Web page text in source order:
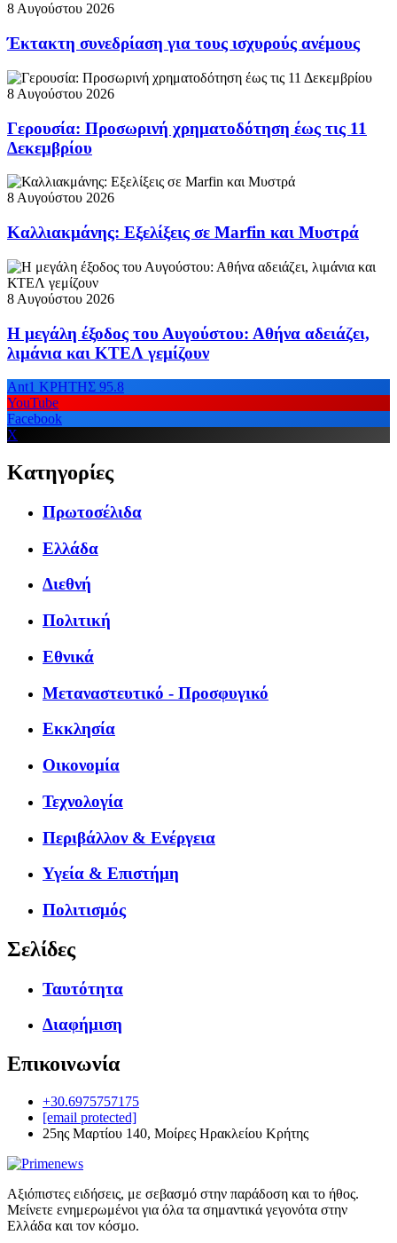
8 Αυγούστου 2026
Έκτακτη συνεδρίαση για τους ισχυρούς ανέμους
8 Αυγούστου 2026
Γερουσία: Προσωρινή χρηματοδότηση έως τις 11
Δεκεμβρίου
8 Αυγούστου 2026
Καλλιακμάνης: Εξελίξεις σε Marfin και Μυστρά
8 Αυγούστου 2026
Η μεγάλη έξοδος του Αυγούστου: Αθήνα αδειάζει,
λιμάνια και ΚΤΕΛ γεμίζουν
Ant1 ΚΡΗΤΗΣ 95.8
YouTube
Facebook
X
Κατηγορίες
Πρωτοσέλιδα
Ελλάδα
Διεθνή
Πολιτική
Εθνικά
Μεταναστευτικό - Προσφυγικό
Εκκλησία
Οικονομία
Τεχνολογία
Περιβάλλον & Ενέργεια
Υγεία & Επιστήμη
Πολιτισμός
Σελίδες
Ταυτότητα
Διαφήμιση
Επικοινωνία
+30.6975757175
[email protected]
25ης Μαρτίου 140, Μοίρες Ηρακλείου Κρήτης
Αξιόπιστες ειδήσεις, με σεβασμό στην παράδοση και το ήθος.
Μείνετε ενημερωμένοι για όλα τα σημαντικά γεγονότα στην
Ελλάδα και τον κόσμο.